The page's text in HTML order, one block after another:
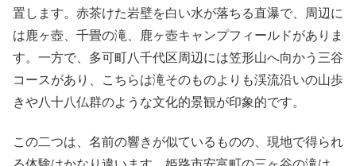
置します。赤茶けた岩壁を白い水が落ちる直瀑で、周辺に
は鹿ヶ壺、千畳の滝、鹿ヶ壺キャンプフィールドがありま
す。一方で、多可町八千代区周辺には笠形山へ向かう三谷
コースがあり、こちらは滝そのものよりも渓流沿いの山歩
きや八十八仏群のような文化的景観が印象的です。
この二つは、名前の響きが似ているものの、現地で得られ